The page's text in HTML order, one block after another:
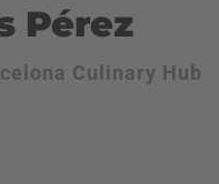
Pérez
Culinary Hub